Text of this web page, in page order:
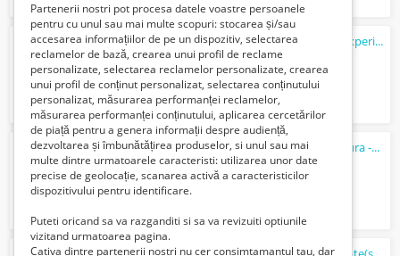
Meserias calificat, cu peste 40 de ani de experienta.
100 Lei
Atelier confectii metalice si lucrari de sudura -Sediul,Orasul Constanta
350 Lei
Partenerii nostri pot procesa datele voastre persoanele
pentru cu unul sau mai multe scopuri: stocarea și/sau
accesarea informațiilor de pe un dispozitiv, selectarea
reclamelor de bază, crearea unui profil de reclame
personalizate, selectarea reclamelor personalizate, crearea
unui profil de conținut personalizat, selectarea conținutului
personalizat, măsurarea performanței reclamelor,
măsurarea performanței conținutului, aplicarea cercetărilor
de piață pentru a genera informații despre audiență,
dezvoltarea și îmbunătățirea produselor, si unul sau mai
multe dintre urmatoarele caracteristi: utilizarea unor date
precise de geolocație, scanarea activă a caracteristicilor
dispozitivului pentru identificare.
Puteti oricand sa va razganditi si sa va revizuiti optiunile
vizitand urmatoarea pagina.
Cativa dintre partenerii nostri nu cer consimtamantul tau, dar